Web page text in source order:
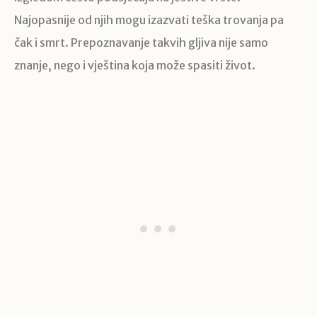
Najopasnije od njih mogu izazvati teška trovanja pa
čak i smrt. Prepoznavanje takvih gljiva nije samo
znanje, nego i vještina koja može spasiti život.